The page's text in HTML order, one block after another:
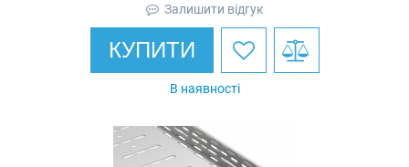
Залишити відгук
КУПИТИ
В наявності